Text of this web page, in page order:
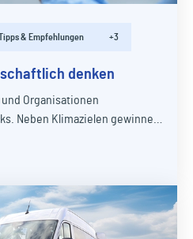
Tipps & Empfehlungen +3
denken
Organisationen
Neben Klimazielen gewinnen